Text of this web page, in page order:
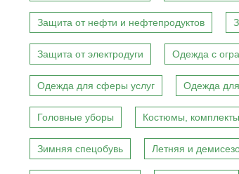
Защита от нефти и нефтепродуктов
Защита от электродуги Одежда с
Одежда для сферы услуг Одежда
Головные уборы Костюмы, комплекты
Зимняя спецобувь Летняя и